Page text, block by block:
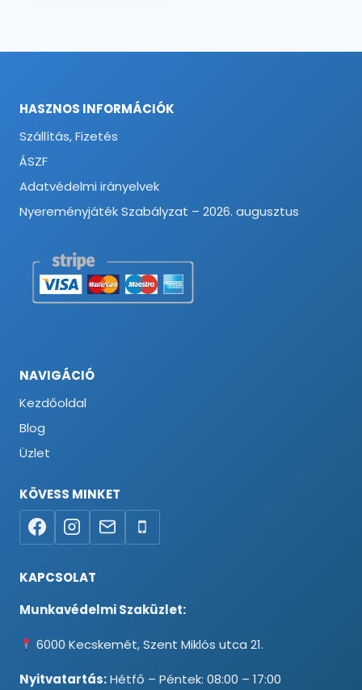
HASZNOS INFORMÁCIÓK
Szállítás, Fizetés
ÁSZF
Adatvédelmi irányelvek
Nyereményjáték Szabályzat – 2026. augusztus
NAVIGÁCIÓ
Kezdőoldal
Blog
Üzlet
KÖVESS MINKET
KAPCSOLAT
Munkavédelmi Szaküzlet:
6000 Kecskemét, Szent Miklós utca 21.
Nyitvatartás:Hétfő – Péntek: 08:00 – 17:00